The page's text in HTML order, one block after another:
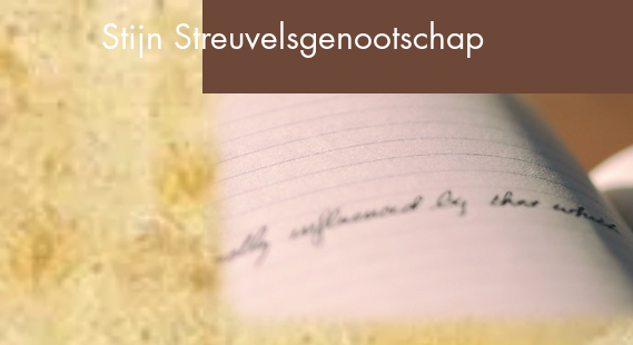
Stijn Streuvelsgenootschap